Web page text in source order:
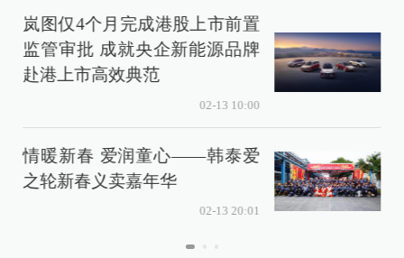
岚图仅4个月完成港股上市前置
监管审批 成就央企新能源品牌
赴港上市高效典范
02-13 10:00
情暖新春 爱润童心——韩泰爱
之轮新春义卖嘉年华
02-13 20:01